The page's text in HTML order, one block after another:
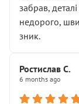
забрав,
недорого,
зник.
Ростислав С.
6 months ago